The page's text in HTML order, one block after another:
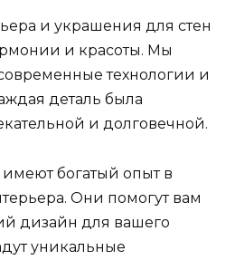
и украшения для стен
и красоты. Мы
технологии и
деталь была
и долговечной.
богатый опыт в
Они помогут вам
дизайн для вашего
уникальные